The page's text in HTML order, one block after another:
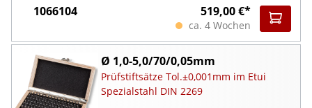
1066104 519,00 €*
ca. 4 Wochen
Ø 1,0-5,0/70/0,05mm
Prüfstiftsätze Tol.±0,001mm im Etui
Spezialstahl DIN 2269